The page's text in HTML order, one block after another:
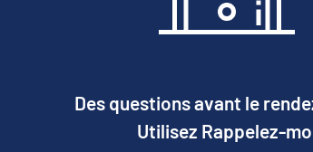
Des questions avant le
Utilisez Rappelez-